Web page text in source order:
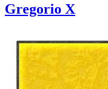
Gregorio X